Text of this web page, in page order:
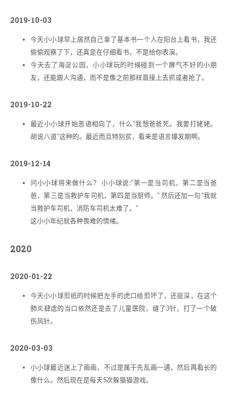
2019-10-03
今天小小球早上居然自己拿了基本书一个人在阳台上看书，我还
偷偷观察了下，还真是在仔细看书，不是给你表演。
今天去了海淀公园，小小球玩的时候碰到一个脾气不好的小朋
友，还能跟人沟通，而不是像之前那样直接上去抓或者抢了。
2019-10-22
最近小小球开始恶语相向了，什么“我想爸爸死。我要打姥姥。
胡说八道”这种的。最近而且特别贫，看来是语言爆发期啊。
2019-12-14
问小小球将来做什么？ 小小球说:”第一是当司机，第二是当爸
爸，第三是当救护车司机，第四是当厨师。” 然后还加一句“我就
当救护车司机，消防车司机太难了。”
这小小年纪就各种畏难的情绪。
2020
2020-01-22
今天小小球剪纸的时候把左手的虎口给剪坏了，还挺深，在这个
肺炎肆虐的当口依然还是去了儿童医院，缝了3针，打了一个破
伤风针。
2020-03-03
小小球最近迷上了画画，不过是属于先乱画一通，然后再看长的
像什么。然后现在是每天5次躲猫猫游戏。